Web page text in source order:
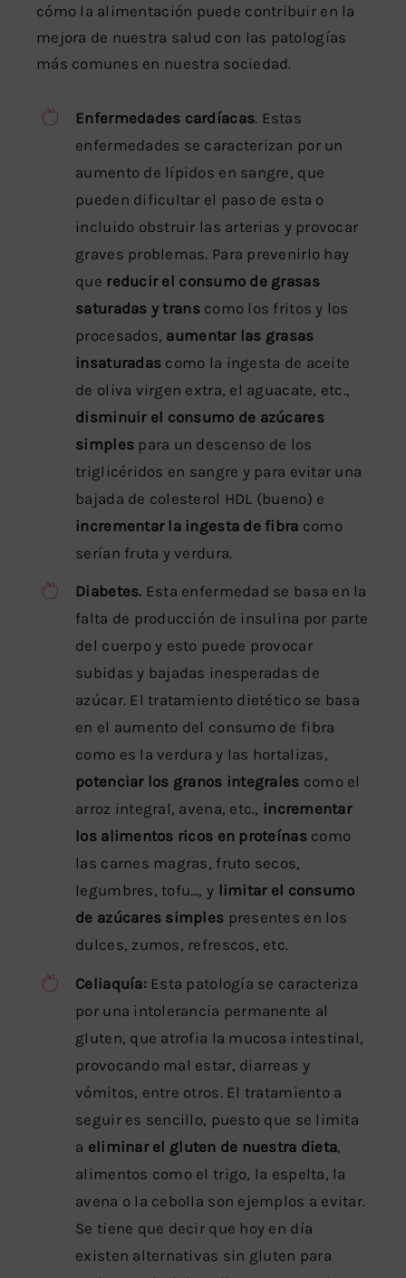
cómo la alimentación puede contribuir en la
mejora de nuestra salud con las patologías
más comunes en nuestra sociedad.
Enfermedades cardíacas. Estas
enfermedades se caracterizan por un
aumento de lípidos en sangre, que
pueden dificultar el paso de esta o
incluido obstruir las arterias y provocar
graves problemas. Para prevenirlo hay
que reducir el consumo de grasas
saturadas y transcomo los fritos y los
procesados, aumentar las grasas
insaturadas como la ingesta de aceite
de oliva virgen extra, el aguacate, etc.,
disminuir el consumo de azúcares
simples para un descenso de los
triglicéridos en sangre y para evitar una
bajada de colesterol HDL (bueno) e
incrementar la ingesta de fibra como
serían fruta y verdura.
Diabetes. Esta enfermedad se basa en la
falta de producción de insulina por parte
del cuerpo y esto puede provocar
subidas y bajadas inesperadas de
azúcar. El tratamiento dietético se basa
en el aumento del consumo de fibra
como es la verdura y las hortalizas,
potenciar los granos integrales como el
arroz integral, avena, etc., incrementar
los alimentos ricos en proteínascomo
las carnes magras, fruto secos,
legumbres, tofu…, y limitar el consumo
de azúcares simples presentes en los
dulces, zumos, refrescos, etc.
Celiaquía:Esta patología se caracteriza
por una intolerancia permanente al
gluten, que atrofia la mucosa intestinal,
provocando mal estar, diarreas y
vómitos, entre otros. El tratamiento a
seguir es sencillo, puesto que se limita
a eliminar el gluten de nuestra dieta,
alimentos como el trigo, la espelta, la
avena o la cebolla son ejemplos a evitar.
Se tiene que decir que hoy en día
existen alternativas sin gluten para